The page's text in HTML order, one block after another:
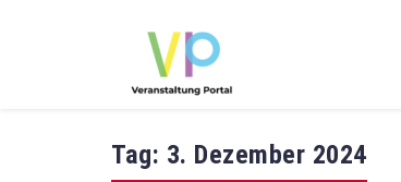
Tag: 3. Dezember 2024